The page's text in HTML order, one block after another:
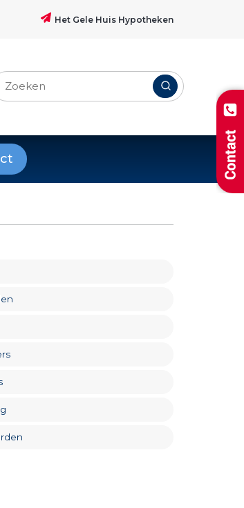
Het Gele Huis Hypotheken